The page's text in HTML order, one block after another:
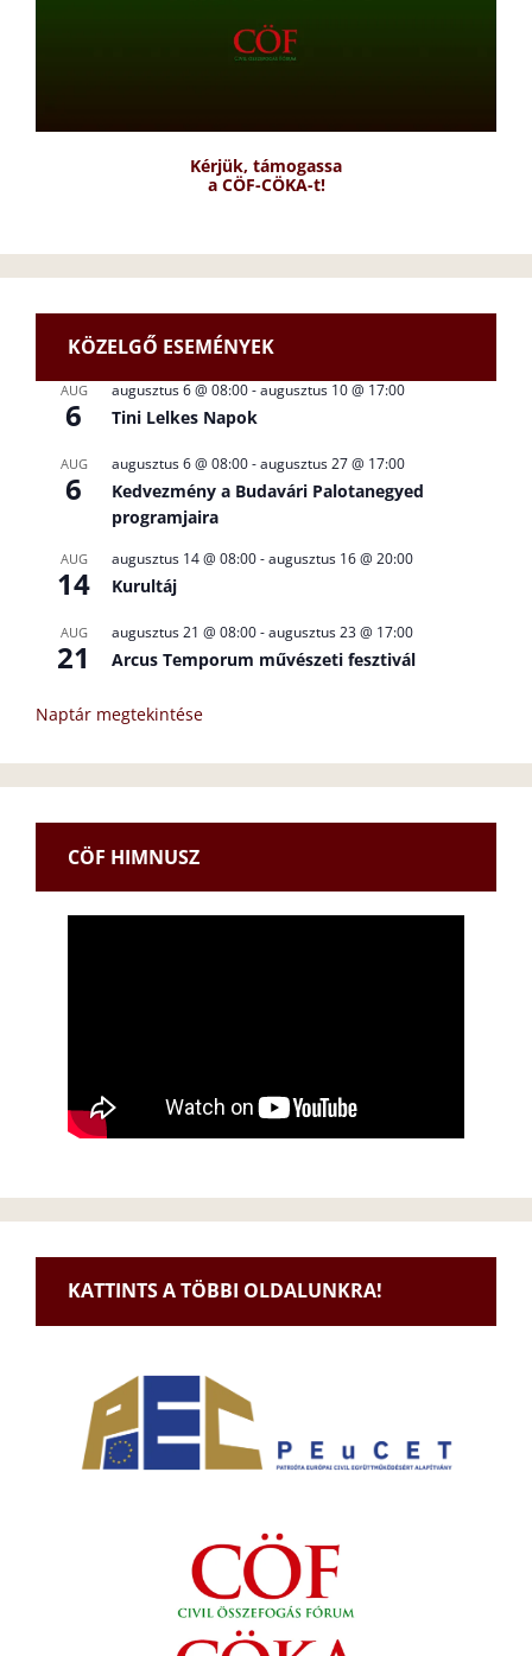
Kérjük, támogassa
a CÖF-CÖKA-t!
KÖZELGŐ ESEMÉNYEK
AUG
6
augusztus 6 @ 08:00-augusztus 10 @ 17:00
Tini Lelkes Napok
AUG
6
augusztus 6 @ 08:00-augusztus 27 @ 17:00
Kedvezmény a Budavári Palotanegyed
programjaira
AUG
14
augusztus 14 @ 08:00-augusztus 16 @ 20:00
Kurultáj
AUG
21
augusztus 21 @ 08:00-augusztus 23 @ 17:00
Arcus Temporum művészeti fesztivál
Naptár megtekintése
CÖF HIMNUSZ
KATTINTS A TÖBBI OLDALUNKRA!